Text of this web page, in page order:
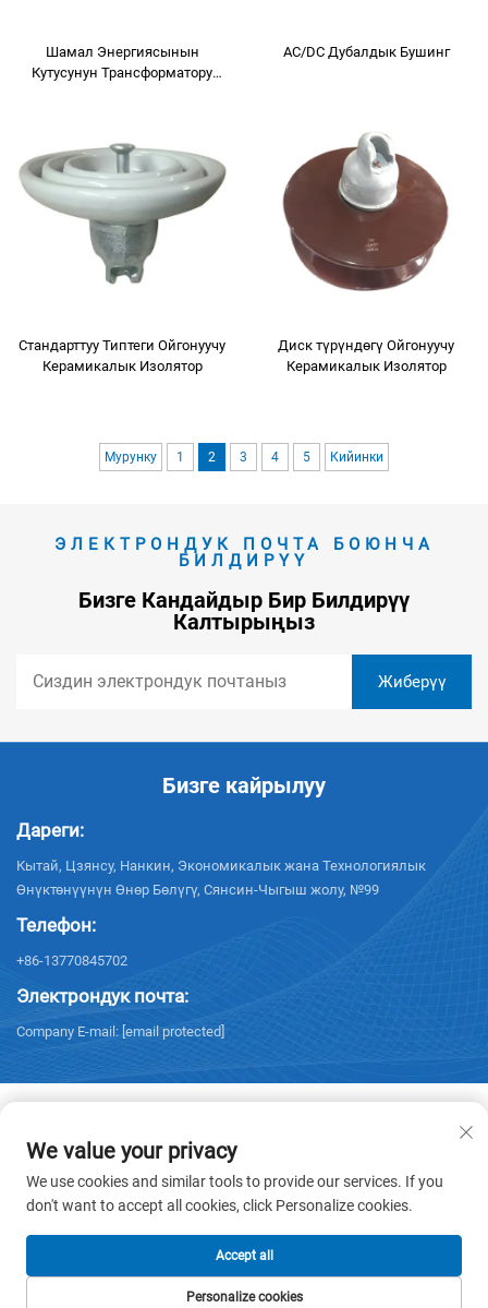
Шамал Энергиясынын
Кутусунун Трансформатору
AC/DC Дубалдык Бушинг
Стандарттуу Типтеги Ойгонуучу
Керамикалык Изолятор
Диск түрүндөгү Ойгонуучу
Керамикалык Изолятор
Мурунку 1 2 3 4 5 Кийинки
ЭЛЕКТРОНДУК ПОЧТА БОЮНЧА
БИЛДИРҮҮ
Бизге Кандайдыр Бир Билдирүү
Калтырыңыз
Бизге кайрылуу
Дареги:
Кытай, Цзянсу, Нанкин, Экономикалык жана Технологиялык
Өнүктөнүүнүн Өнөр Бөлүгү, Сянсин-Чыгыш жолу, №99
Телефон:
+86-13770845702
Электрондук почта:
Company E-mail: [email protected]
Copyright © 2026 NANJING ELECTRIC. Бардык укуктар көрсөтүлгөн. -
Купуялык саясаты
We value your privacy
We use cookies and similar tools to provide our services. If you
don't want to accept all cookies, click Personalize cookies.
Personalize cookies
Accept all